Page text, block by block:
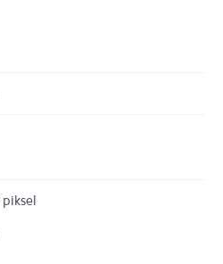
piksel